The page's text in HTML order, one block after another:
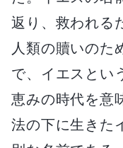
返り、救われる
人類の贖いのた
で、イエスとい
恵みの時代を意
法の下に生きた